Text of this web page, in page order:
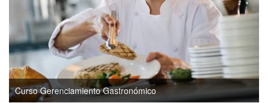
Curso Gerenciamiento Gastronómico